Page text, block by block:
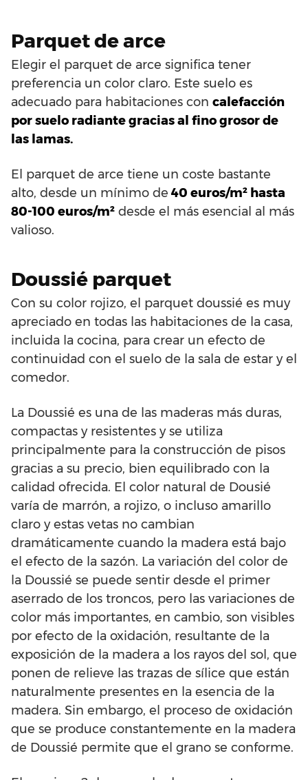
Parquet de arce
Elegir el parquet de arce significa tener
preferencia un color claro. Este suelo es
adecuado para habitaciones con calefacción
por suelo radiante gracias al fino grosor de
las lamas.
El parquet de arce tiene un coste bastante
alto, desde un mínimo de 40 euros/m² hasta
80-100 euros/m² desde el más esencial al más
valioso.
Doussié parquet
Con su color rojizo, el parquet doussié es muy
apreciado en todas las habitaciones de la casa,
incluida la cocina, para crear un efecto de
continuidad con el suelo de la sala de estar y el
comedor.
La Doussié es una de las maderas más duras,
compactas y resistentes y se utiliza
principalmente para la construcción de pisos
gracias a su precio, bien equilibrado con la
calidad ofrecida. El color natural de Dousié
varía de marrón, a rojizo, o incluso amarillo
claro y estas vetas no cambian
dramáticamente cuando la madera está bajo
el efecto de la sazón. La variación del color de
la Doussié se puede sentir desde el primer
aserrado de los troncos, pero las variaciones de
color más importantes, en cambio, son visibles
por efecto de la oxidación, resultante de la
exposición de la madera a los rayos del sol, que
ponen de relieve las trazas de sílice que están
naturalmente presentes en la esencia de la
madera. Sin embargo, el proceso de oxidación
que se produce constantemente en la madera
de Doussié permite que el grano se conforme.